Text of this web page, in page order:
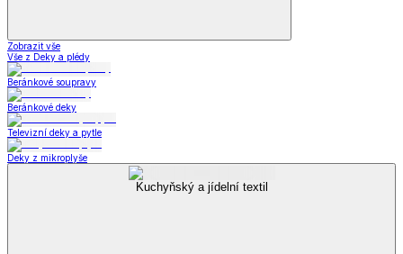
Zobrazit vše
Vše z Deky a plédy
Beránkové soupravy
Beránkové deky
Televizní deky a pytle
Deky z mikroplyše
Kuchyňský a jídelní textil